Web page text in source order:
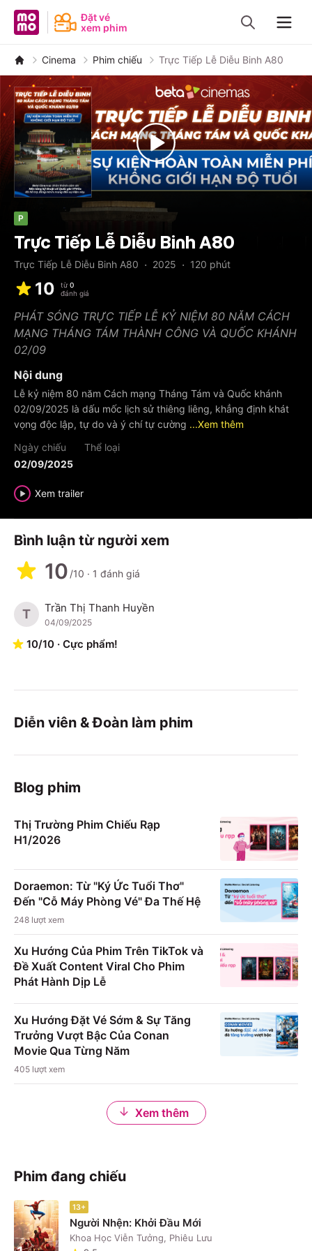
MoMo - Ứng dụng tài chính
Đặt vé
xem phim
Cinema Phim chiếu Trực Tiếp Lễ Diễu Binh A80
P
Trực Tiếp Lễ Diễu Binh A80
Trực Tiếp Lễ Diễu Binh A80 · 2025 · 120 phút
10 từ 0
đánh giá
PHÁT SÓNG TRỰC TIẾP LỄ KỶ NIỆM 80 NĂM CÁCH
MẠNG THÁNG TÁM THÀNH CÔNG VÀ QUỐC KHÁNH
02/09
Nội dung
Lễ kỷ niệm 80 năm Cách mạng Tháng Tám và Quốc khánh
02/09/2025 là dấu mốc lịch sử thiêng liêng, khẳng định khát
vọng độc lập, tự do và ý chí tự cường ...Xem thêm
Ngày chiếu
02/09/2025
Thể loại
Xem trailer
Bình luận từ người xem
10 /10 · 1 đánh giá
T Trần Thị Thanh Huyền
04/09/2025
10/10 · Cực phẩm!
Diễn viên & Đoàn làm phim
Blog phim
Thị Trường Phim Chiếu Rạp
H1/2026
Doraemon: Từ "Ký Ức Tuổi Thơ"
Đến "Cỗ Máy Phòng Vé" Đa Thế Hệ
248 lượt xem
Xu Hướng Của Phim Trên TikTok và
Đề Xuất Content Viral Cho Phim
Phát Hành Dịp Lễ
Xu Hướng Đặt Vé Sớm & Sự Tăng
Trưởng Vượt Bậc Của Conan
Movie Qua Từng Năm
405 lượt xem
Xem thêm
Phim đang chiếu
13+
Người Nhện: Khởi Đầu Mới
Khoa Học Viễn Tưởng, Phiêu Lưu